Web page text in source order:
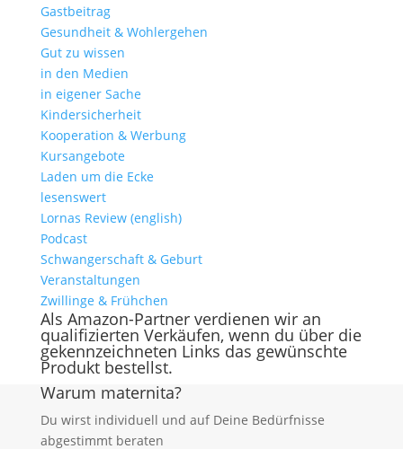
Gastbeitrag
Gesundheit & Wohlergehen
Gut zu wissen
in den Medien
in eigener Sache
Kindersicherheit
Kooperation & Werbung
Kursangebote
Laden um die Ecke
lesenswert
Lornas Review (english)
Podcast
Schwangerschaft & Geburt
Veranstaltungen
Zwillinge & Frühchen
Als Amazon-Partner verdienen wir an
qualifizierten Verkäufen, wenn du über die
gekennzeichneten Links das gewünschte
Produkt bestellst.
Warum maternita?
Du wirst individuell und auf Deine Bedürfnisse
abgestimmt beraten